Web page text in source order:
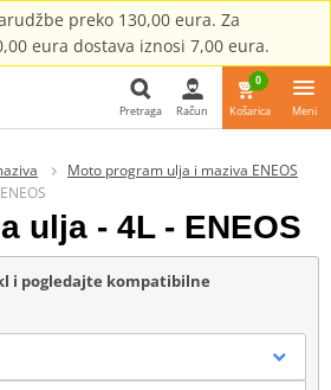
preko 130,00 eura. Za
eura dostava iznosi 7,00 eura.
Pretraga
Pretraga Račun
0
Košarica Meni
Moto program ulja i maziva ENEOS
ulja - 4L - ENEOS
i pogledajte kompatibilne